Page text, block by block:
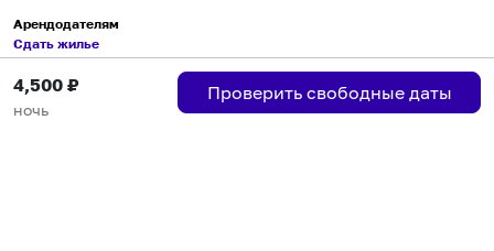
4,500 ₽
ночь
Проверить свободные даты
Арендодателям
Сдать жилье
Пользовательское соглашение
Правила публикации объявлений